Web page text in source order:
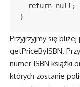
Przyjrzyjmy się
getPriceByISBN.
numer ISBN książki
których zostanie